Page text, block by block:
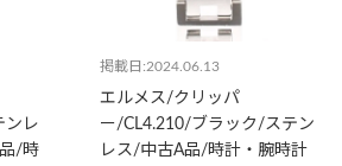
ンレ
/時
掲載日:2024.06.13
エルメス/クリッパ
ー/CL4.210/ブラック/ステン
レス/中古A品/時計・腕時計